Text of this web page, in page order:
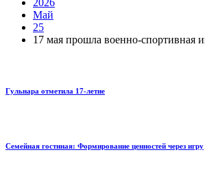
Май
25
17 мая прошла военно-спортивная
Гульнара отметила 17‑летие
Семейная гостиная: Формирование ценностей через игру